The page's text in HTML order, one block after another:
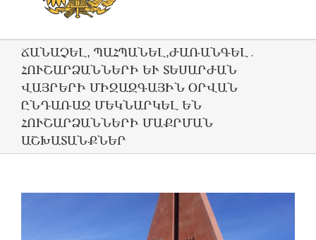
ՃԱՆԱՉԵԼ, ՊԱՀՊԱՆԵԼ,ԺԱՌԱՆԳԵԼ․
ՀՈՒՇԱՐՁԱՆՆԵՐԻ ԵՒ ՏԵՍԱՐԺԱՆ Վ
ԱՅՐԵՐԻ ՄԻՋԱԶԳԱՅԻՆ ՕՐՎԱՆ Ը
ՆԴԱՌԱՋ ՄԵԿՆԱՐԿԵԼ ԵՆ Հ
ՈՒՇԱՐՁԱՆՆԵՐԻ ՄԱՔՐՄԱՆ Ա
ՇԽԱՏԱՆՔՆԵՐ